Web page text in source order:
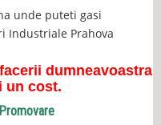
unde puteti gasi
Industriale Prahova
dumneavoastra
un cost.